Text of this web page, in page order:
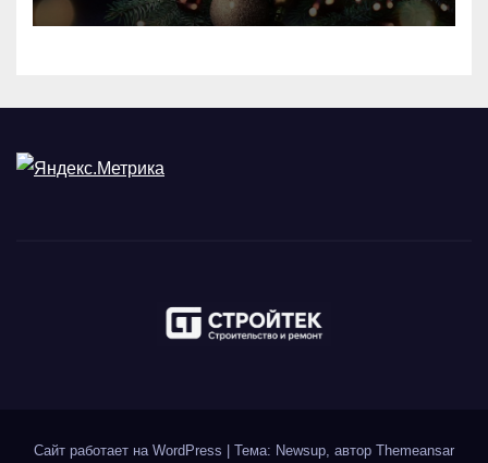
Сайт работает на WordPress Тема: Newsup, автор Themeansar